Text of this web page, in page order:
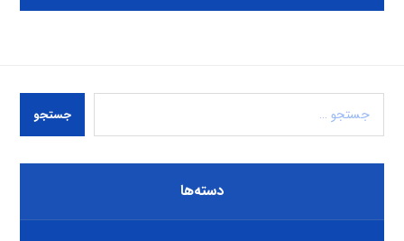
جستجو
دسته‌ها